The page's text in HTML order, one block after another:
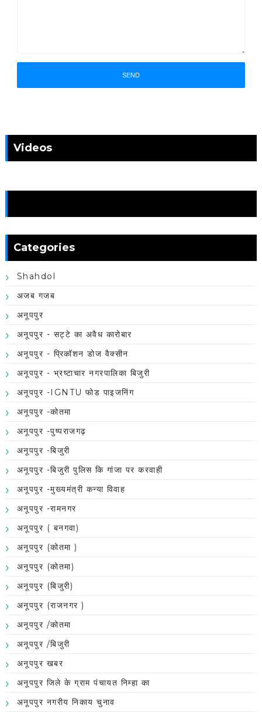
Videos
Categories
Shahdol
अजब गजब
अनूपपुर
अनूपपुर - सट्टे का अवैध कारोबार
अनूपपुर - प्रिकॉशन डोज वैक्सीन
अनूपपुर - भ्रष्टाचार नगरपालिका बिजुरी
अनूपपुर -IGNTU फोड पाइजनिंग
अनूपपुर -कोतमा
अनूपपुर -पुष्पराजगढ़
अनूपपुर -बिजुरी
अनूपपुर -बिजुरी पुलिस कि गांजा पर करवाही
अनूपपुर -मुख्यमंत्री कन्या विवाह
अनूपपुर -रामनगर
अनूपपुर ( बनगवा)
अनूपपुर (कोतमा )
अनूपपुर (कोतमा)
अनूपपुर (बिजुरी)
अनूपपुर (राजनगर )
अनूपपुर /कोतमा
अनूपपुर /बिजुरी
अनूपपुर खबर
अनूपपुर जिले के ग्राम पंचायत निम्हा का
अनूपपुर नगरीय निकाय चुनाव